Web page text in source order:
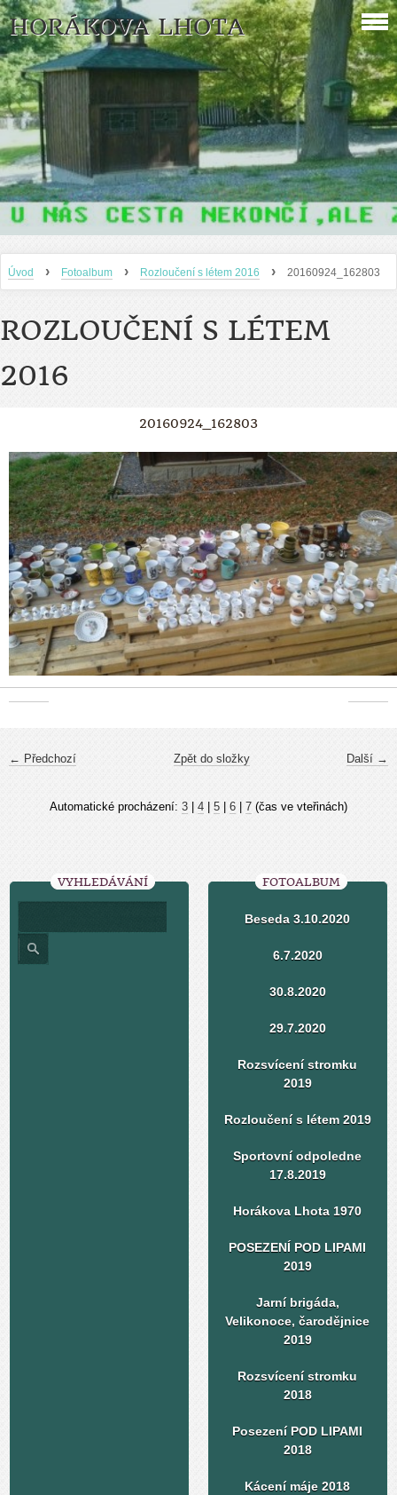
HORÁKOVA LHOTA
Úvod › Fotoalbum › Rozloučení s létem 2016 › 20160924_162803
ROZLOUČENÍ S LÉTEM
2016
20160924_162803
← Předchozí Další →
Zpět do složky
Automatické procházení: 3 4 5 6 7 (čas ve vteřinách)
VYHLEDÁVÁNÍ FOTOALBUM
Beseda 3.10.2020
6.7.2020
30.8.2020
29.7.2020
Rozsvícení stromku
2019
Rozloučení s létem 2019
Sportovní odpoledne
17.8.2019
Horákova Lhota 1970
POSEZENÍ POD LIPAMI
2019
Jarní brigáda,
Velikonoce, čarodějnice
2019
Rozsvícení stromku
2018
Posezení POD LIPAMI
2018
Kácení máje 2018